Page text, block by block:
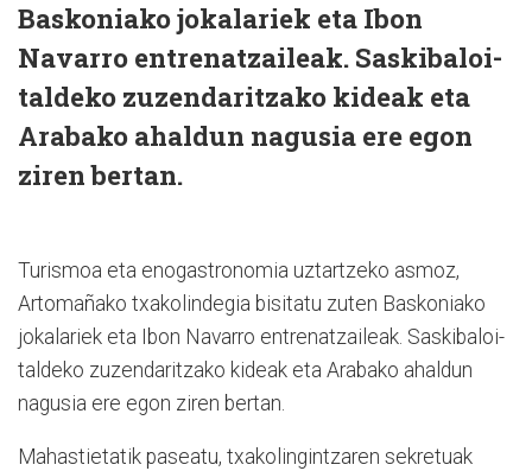
Baskoniako jokalariek eta Ibon
Navarro entrenatzaileak. Saskibaloi-
taldeko zuzendaritzako kideak eta
Arabako ahaldun nagusia ere egon
ziren bertan.
Turismoa eta enogastronomia uztartzeko asmoz,
Artomañako txakolindegia bisitatu zuten Baskoniako
jokalariek eta Ibon Navarro entrenatzaileak. Saskibaloi-
taldeko zuzendaritzako kideak eta Arabako ahaldun
nagusia ere egon ziren bertan.
Mahastietatik paseatu, txakolingintzaren sekretuak